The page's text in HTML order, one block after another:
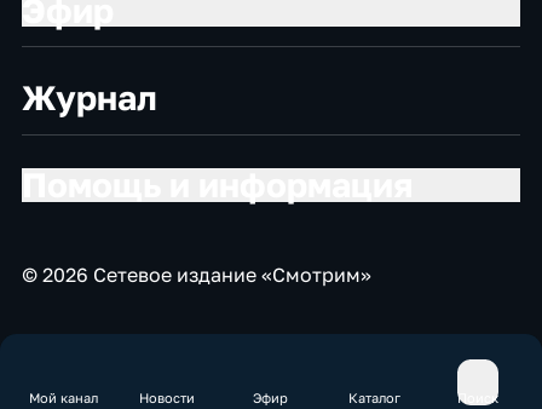
Мой канал Новости Эфир Каталог Поиск
Журнал
© 2026 Сетевое издание «Смотрим»